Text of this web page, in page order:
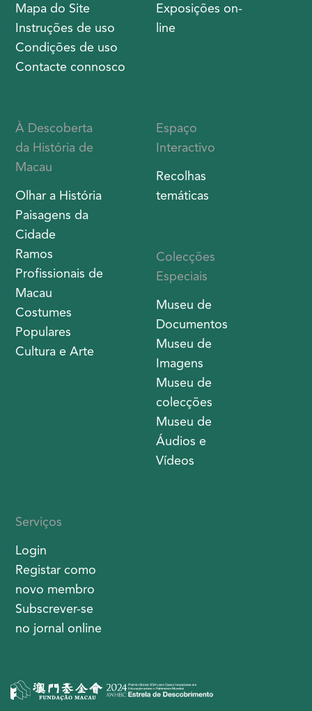
Mapa do Site
Instruções de uso
Condições de uso
Contacte connosco
Exposições on-
line
À Descoberta
da História de
Macau
Olhar a História
Paisagens da
Cidade
Ramos
Profissionais de
Macau
Costumes
Populares
Cultura e Arte
Espaço
Interactivo
Recolhas
temáticas
Colecções
Especiais
Museu de
Documentos
Museu de
Imagens
Museu de
colecções
Museu de
Áudios e
Vídeos
Serviços
Login
Registar como
novo membro
Subscrever-se
no jornal online